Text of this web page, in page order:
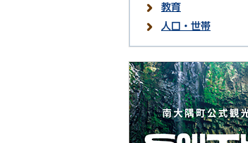
教育
人口・世帯